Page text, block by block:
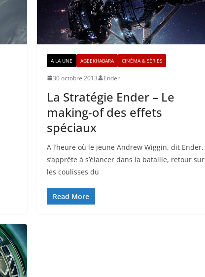
A LA UNE AGEEKHABARA CINÉMA & SÉRIES
30 octobre 2013 Ender
La Stratégie Ender – Le
making-of des effets
spéciaux
A l’heure où le jeune Andrew Wiggin, dit Ender,
s’apprête à s’élancer dans la bataille, retour sur
les coulisses du
Read More